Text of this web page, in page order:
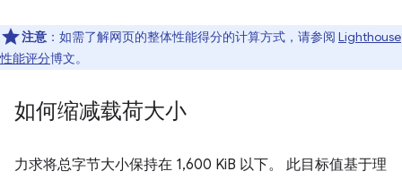
注意 ：如需了解网页的整体性能得分的计算方式，请参阅 Lighthouse
性能评分博文。
如何缩减载荷大小
力求将总字节大小保持在 1,600 KiB 以下。 此目标值基于理